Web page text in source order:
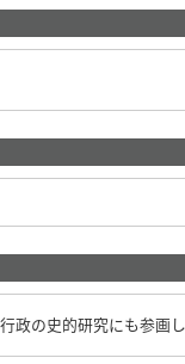
の史的研究にも参画し